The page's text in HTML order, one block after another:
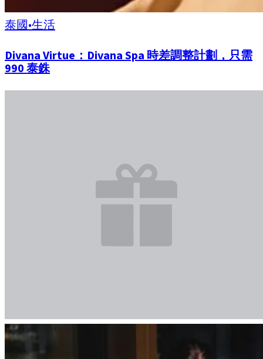
泰國•生活
Divana Virtue：Divana Spa 時差調整計劃，只需
990 泰銖